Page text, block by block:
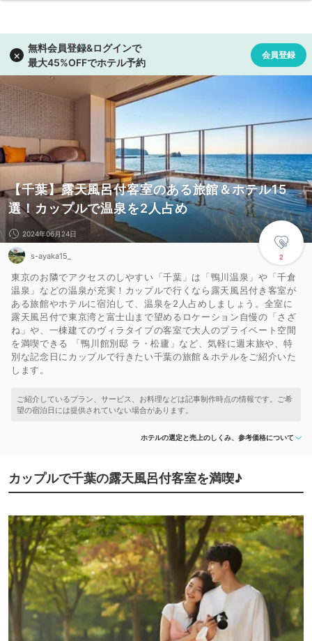
【千葉】露天風呂付客室のある旅館＆ホテル15
選！カップルで温泉を2人占め
2
2024年06月24日
s-ayaka15_
東京のお隣でアクセスのしやすい「千葉」は「鴨川温泉」や「千倉
温泉」などの温泉が充実！カップルで行くなら露天風呂付き客室が
ある旅館やホテルに宿泊して、温泉を2人占めしましょう。全室に
露天風呂付で東京湾と富士山まで望めるロケーション自慢の「さざ
ね」や、一棟建てのヴィラタイプの客室で大人のプライベート空間
を満喫できる 「鴨川館別邸 ラ・松廬」など、気軽に週末旅や、特
別な記念日にカップルで行きたい千葉の旅館＆ホテルをご紹介いた
します。
ホテルの選定と売上のしくみ、参考価格について
カップルで千葉の露天風呂付客室を満喫♪